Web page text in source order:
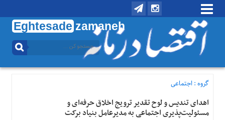
Eghtesade zamaneh
منوی
تماس
درباره
گروه :اجتماعی
اهدای تندیس و لوح تقدیر ترویج اخلاق حرفه‌ای و
مسئولیت‌پذیری اجتماعی به مدیرعامل بنیاد برکت